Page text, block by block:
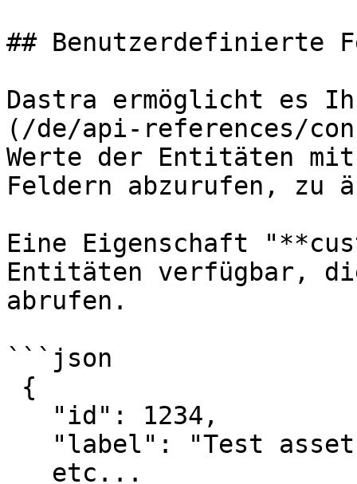
## Benutzerdefinierte
Dastra ermöglicht es
(/de/api-references/
Werte der Entitäten
Feldern abzurufen, zu
Eine Eigenschaft
Entitäten verfügbar,
abrufen.
```json